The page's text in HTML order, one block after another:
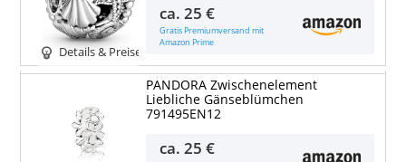
Details & Preise
ca.25 €
Gratis Premiumversand mit
Amazon Prime
PANDORA Zwischenelement
Liebliche Gänseblümchen
791495EN12
ca.25 €